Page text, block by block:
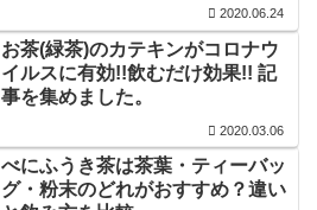
2020.06.24
お茶(緑茶)のカテキンがコロナウ
イルスに有効!!飲むだけ効果!! 記
事を集めました。
2020.03.06
べにふうき茶は茶葉・ティーバッ
グ・粉末のどれがおすすめ？違い